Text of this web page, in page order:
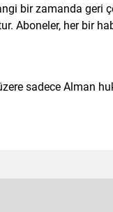
bir zamanda geri
Aboneler, her bir
sadece Alman